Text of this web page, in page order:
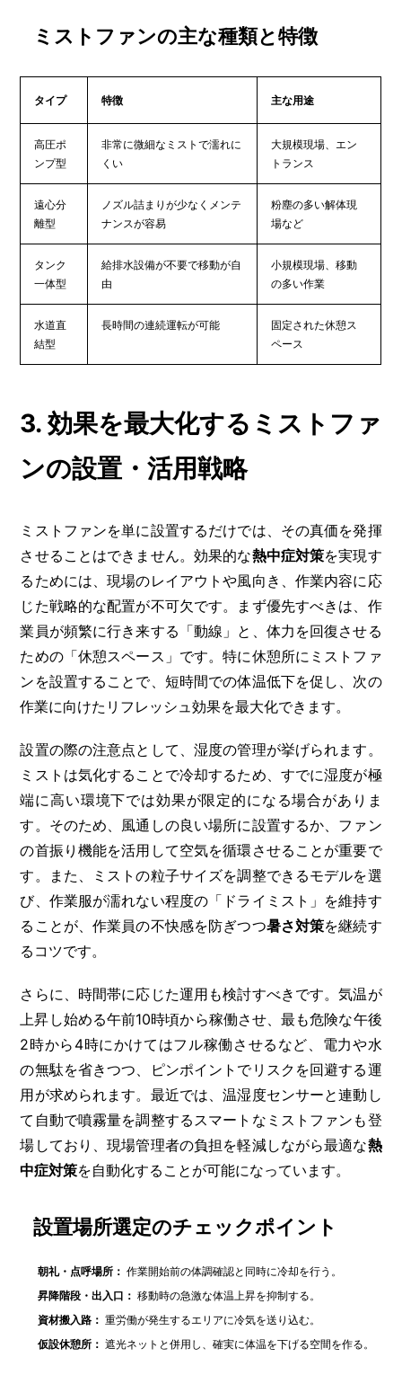
ミストファンの主な種類と特徴
タイプ 特徴 主な用途
高圧ポ
ンプ型
非常に微細なミストで濡れに
くい
大規模現場、エン
トランス
遠心分
離型
ノズル詰まりが少なくメンテ
ナンスが容易
粉塵の多い解体現
場など
タンク
一体型
給排水設備が不要で移動が自
由
小規模現場、移動
の多い作業
水道直
結型
長時間の連続運転が可能
固定された休憩ス
ペース
3. 効果を最大化するミストファ
ンの設置・活用戦略
ミストファンを単に設置するだけでは、その真価を発揮
させることはできません。効果的な熱中症対策を実現す
るためには、現場のレイアウトや風向き、作業内容に応
じた戦略的な配置が不可欠です。まず優先すべきは、作
業員が頻繁に行き来する「動線」と、体力を回復させる
ための「休憩スペース」です。特に休憩所にミストファ
ンを設置することで、短時間での体温低下を促し、次の
作業に向けたリフレッシュ効果を最大化できます。
設置の際の注意点として、湿度の管理が挙げられます。
ミストは気化することで冷却するため、すでに湿度が極
端に高い環境下では効果が限定的になる場合がありま
す。そのため、風通しの良い場所に設置するか、ファン
の首振り機能を活用して空気を循環させることが重要で
す。また、ミストの粒子サイズを調整できるモデルを選
び、作業服が濡れない程度の「ドライミスト」を維持す
ることが、作業員の不快感を防ぎつつ暑さ対策を継続す
るコツです。
さらに、時間帯に応じた運用も検討すべきです。気温が
上昇し始める午前10時頃から稼働させ、最も危険な午後
2時から4時にかけてはフル稼働させるなど、電力や水
の無駄を省きつつ、ピンポイントでリスクを回避する運
用が求められます。最近では、温湿度センサーと連動し
て自動で噴霧量を調整するスマートなミストファンも登
場しており、現場管理者の負担を軽減しながら最適な熱
中症対策を自動化することが可能になっています。
設置場所選定のチェックポイント
朝礼・点呼場所： 作業開始前の体調確認と同時に冷却を行う。
昇降階段・出入口： 移動時の急激な体温上昇を抑制する。
資材搬入路： 重労働が発生するエリアに冷気を送り込む。
仮設休憩所： 遮光ネットと併用し、確実に体温を下げる空間を作る。